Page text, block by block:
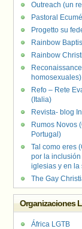
Outreach (un
Pastoral
Progetto su
Rainbow
Rainbow
Refo – Rete
(Italia)
Revista- blog
Rumos Novos
Portugal)
Tal como eres
por la
iglesias y en la
The Gay
Organizaciones
África LGTB